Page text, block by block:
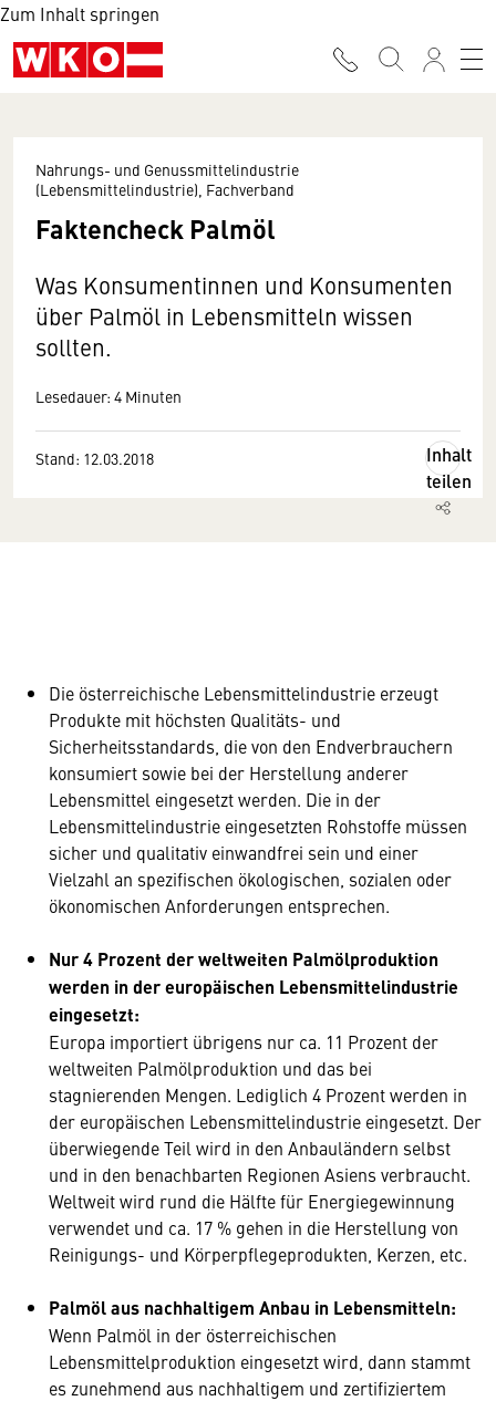
Zum Inhalt springen
Nahrungs- und Genussmittelindustrie
(Lebensmittelindustrie), Fachverband
Faktencheck Palmöl
Was Konsumentinnen und Konsumenten
über Palmöl in Lebensmitteln wissen
sollten.
Lesedauer: 4 Minuten
Stand: 12.03.2018
Inhalt
teilen
Die österreichische Lebensmittelindustrie erzeugt
Produkte mit höchsten Qualitäts- und
Sicherheitsstandards, die von den Endverbrauchern
konsumiert sowie bei der Herstellung anderer
Lebensmittel eingesetzt werden. Die in der
Lebensmittelindustrie eingesetzten Rohstoffe müssen
sicher und qualitativ einwandfrei sein und einer
Vielzahl an spezifischen ökologischen, sozialen oder
ökonomischen Anforderungen entsprechen.
Nur 4 Prozent der weltweiten Palmölproduktion
werden in der europäischen Lebensmittelindustrie
eingesetzt:
Europa importiert übrigens nur ca. 11 Prozent der
weltweiten Palmölproduktion und das bei
stagnierenden Mengen. Lediglich 4 Prozent werden in
der europäischen Lebensmittelindustrie eingesetzt. Der
überwiegende Teil wird in den Anbauländern selbst
und in den benachbarten Regionen Asiens verbraucht.
Weltweit wird rund die Hälfte für Energiegewinnung
verwendet und ca. 17 % gehen in die Herstellung von
Reinigungs- und Körperpflegeprodukten, Kerzen, etc.
Palmöl aus nachhaltigem Anbau in Lebensmitteln:
Wenn Palmöl in der österreichischen
Lebensmittelproduktion eingesetzt wird, dann stammt
es zunehmend aus nachhaltigem und zertifiziertem